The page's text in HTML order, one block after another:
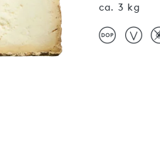
ca. 3 kg